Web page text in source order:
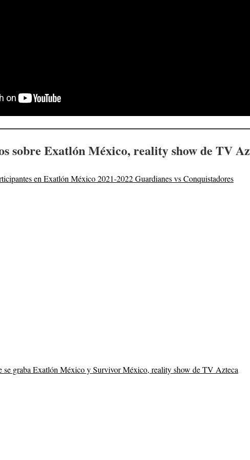
sobre Exatlón México, reality show de TV
en Exatlón México 2021-2022 Guardianes vs Conquistadores
se graba Exatlón México y Survivor México, reality show de TV Azteca